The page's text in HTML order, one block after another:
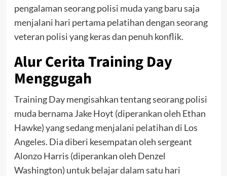
pengalaman seorang polisi muda yang baru saja
menjalani hari pertama pelatihan dengan seorang
veteran polisi yang keras dan penuh konflik.
Alur Cerita Training Day
Menggugah
Training Day mengisahkan tentang seorang polisi
muda bernama Jake Hoyt (diperankan oleh Ethan
Hawke) yang sedang menjalani pelatihan di Los
Angeles. Dia diberi kesempatan oleh sergeant
Alonzo Harris (diperankan oleh Denzel
Washington) untuk belajar dalam satu hari